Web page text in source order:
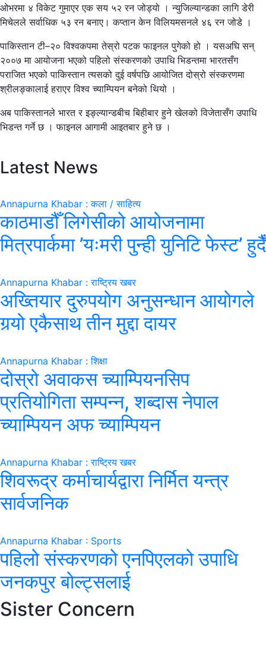
ओभरमा ४ विकेट गुमाएर एक सय ५२ रन जोड्यो । न्युजिल्यान्डका लागि डेरी
मिचेलले सर्वाधिक ५३ रन बनाए। कप्तान केन विलियमसनले ४६ रन जोडे ।
पाकिस्तान टी–२० विश्वकपमा तेस्रो पटक फाइनल पुगेको हो । यसअघि सन्
२००७ मा आयोजना भएको पहिलो संस्करणको उपाधि भिडन्तमा भारतसँग
पराजित भएको पाकिस्तान त्यसको दुई वर्षपछि आयोजित दोस्रो संस्करणमा
श्रीलङ्कालाई हराएर विश्व च्याम्पियन बनेको थियो ।
अब पाकिस्तानले भारत र इङ्ल्यान्डबीच बिहीबार हुने खेलको विजेतासँग उपाधि
भिडन्त गर्ने छ । फाइनल आगामी आइतबार हुने छ ।
Latest News
Annapurna Khabar : कला / साहित्य
काठमाडौँ लिगेसीको आयोजनामा
मित्रपार्कमा ’यःमरी पुन्ही युनिटि फेस्ट’ हुदैँ
Annapurna Khabar : राष्ट्रिय खबर
अख्तियार दुरुपयोग अनुसन्धान आयोगले
गर्‍यो एकैसाथ तीन मुद्दा दायर
Annapurna Khabar : शिक्षा
दोस्रो अवाकस च्याम्पियनसिप
प्रतियोगिता सम्पन्न, शब्दास नेपाल
च्याम्पियन अफ च्याम्पियन
Annapurna Khabar : राष्ट्रिय खबर
शिवरूद्र कर्माचार्यद्वारा निर्मित यन्त्र
सार्वजनिक
Annapurna Khabar : Sports
पहिलो संस्करणको एनपिएलको उपाधि
जनकपुर बोल्ट्सलाई
Sister Concern